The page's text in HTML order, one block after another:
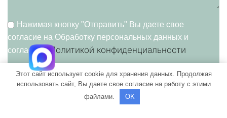
Нажимая кнопку "Отправить" Вы даете свое
согласие на Обработку персональных данных и
согласие cПолитикой конфиденциальности
Этот сайт использует cookie для хранения данных. Продолжая
использовать сайт, Вы даете свое согласие на работу с этими
файлами.
OK